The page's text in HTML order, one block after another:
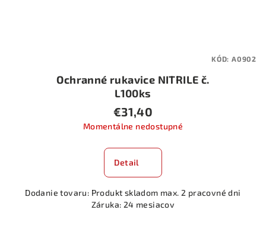
Ochranné rukavice NITRILE č.
L100ks
€31,40
Momentálne nedostupné
Detail
Dodanie tovaru: Produkt skladom max. 2 pracovné dni
Záruka: 24 mesiacov
KÓD: A0902